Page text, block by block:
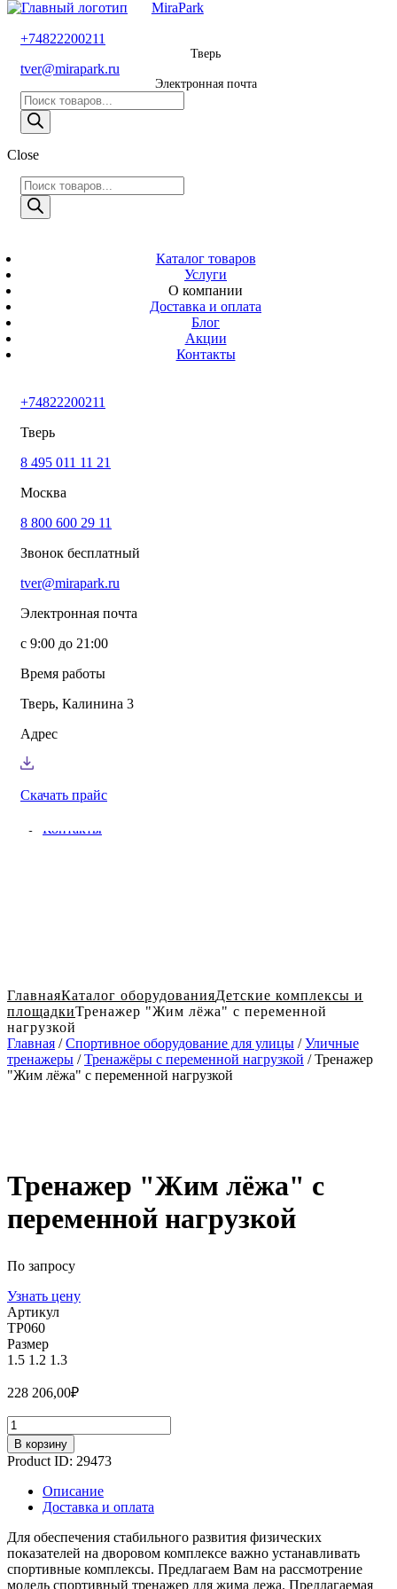
MiraPark
бесплатный
+74822200211
Электронная
Время работы
Тверь,
Калинина 3
+74822200211 info@mirapark.ru
Каталог товаров
Игровое оборудование для детских площадок
Оборудование для площадок для выгула собак
Спортивное оборудование для улицы
Малые архитектурные формы под заказ
Услуги
Озеленение благоустройство
Монтаж детских площадок
Резиновые покрытия для площадок
Установка МАФ
Доставка и оплата в Твери
Контакты
MiraPark
+74822200211
Тверь
tver@mirapark.ru
Электронная почта
Поиск
товаров
Close
Поиск
товаров
Каталог товаров
Услуги
О компании
Доставка и оплата
Блог
Акции
Контакты
+74822200211
Тверь
8 495 011 11 21
Москва
8 800 600 29 11
Звонок бесплатный
tver@mirapark.ru
Электронная почта
с 9:00 до 21:00
Время работы
Тверь, Калинина 3
Адрес
Скачать прайс
ГлавнаяКаталог оборудованияДетские комплексы и
площадкиТренажер "Жим лёжа" с переменной
нагрузкой
Главная /Спортивное оборудование для улицы /Уличные
тренажеры /Тренажёры с переменной нагрузкой / Тренажер
"Жим лёжа" с переменной нагрузкой
Тренажер "Жим лёжа" с
переменной нагрузкой
По запросу
Узнать цену
Артикул
ТР060
Размер
1.5 1.2 1.3
228 206,00₽
Количество
В корзину
Product ID: 29473
Описание
Доставка и оплата
Для обеспечения стабильного развития физических
показателей на дворовом комплексе важно устанавливать
спортивные комплексы. Предлагаем Вам на рассмотрение
модель спортивный тренажер для жима лежа. Предлагаемая